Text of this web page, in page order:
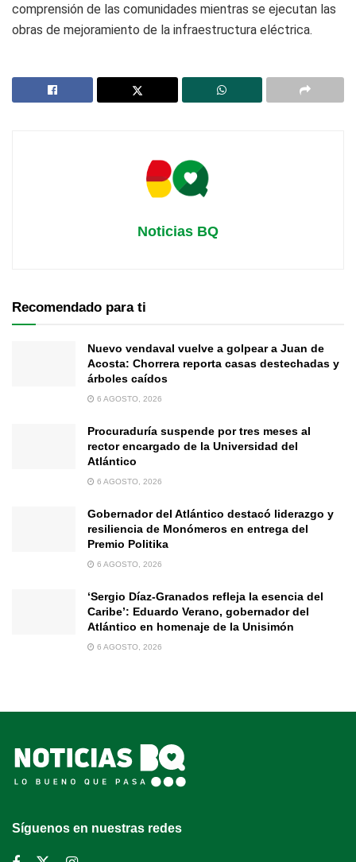
comprensión de las comunidades mientras se ejecutan las
obras de mejoramiento de la infraestructura eléctrica.
Noticias BQ
Recomendado para ti
Nuevo vendaval vuelve a golpear a Juan de
Acosta: Chorrera reporta casas destechadas y
árboles caídos
6 AGOSTO, 2026
Procuraduría suspende por tres meses al
rector encargado de la Universidad del
Atlántico
6 AGOSTO, 2026
Gobernador del Atlántico destacó liderazgo y
resiliencia de Monómeros en entrega del
Premio Politika
6 AGOSTO, 2026
‘Sergio Díaz-Granados refleja la esencia del
Caribe’: Eduardo Verano, gobernador del
Atlántico en homenaje de la Unisimón
6 AGOSTO, 2026
Síguenos en nuestras redes